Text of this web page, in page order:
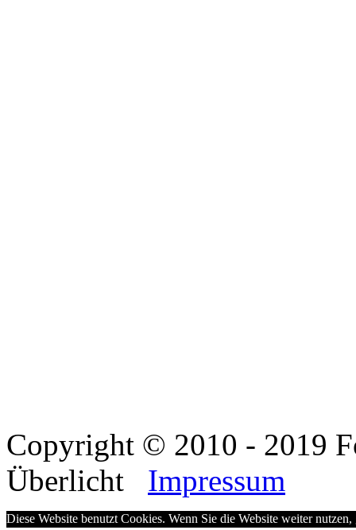
Copyright © 2010 - 2019
Überlicht Impressum
Diese Website benutzt Cookies. Wenn Sie die Website weiter